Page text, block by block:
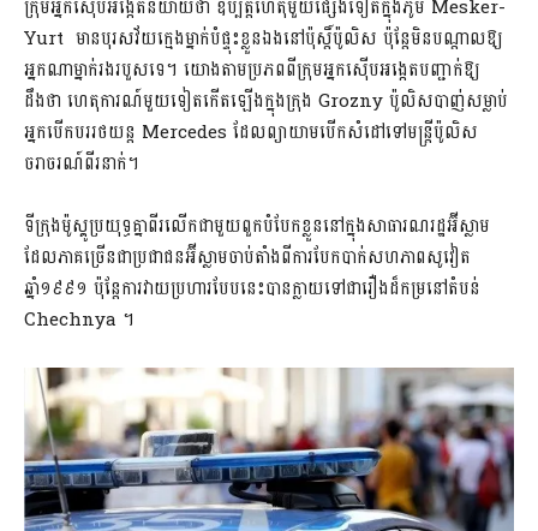
ក្រុមអ្នកស៊ើបអង្កេតនិយាយថា ឧប្បត្តិហេតុមួយផ្សេងទៀតក្នុងភូមិ Mesker-
Yurt មានបុរសវ័យ​ក្មេងម្នាក់​បំផ្ទុះខ្លួនឯងនៅប៉ុស្តិ៍ប៉ូលិស ប៉ុន្តែមិនបណ្តាលឱ្យ
អ្នកណាម្នាក់រងរបួសទេ។ យោងតាមប្រភពពីក្រុមអ្នកស៊ើបអង្កេតបញ្ជាក់ឱ្យ
ដឹងថា ហេតុការណ៍មួយទៀតកើតឡើងក្នុងក្រុង Grozny ប៉ូលិសបាញ់សម្លាប់
អ្នកបើកបររថយន្ត Mercedes ដែលព្យាយាមបើកសំដៅទៅមន្ត្រីប៉ូលិស
ចរាចរណ៍ពីរនាក់។
ទីក្រុងម៉ូស្គូប្រយុទ្ធគ្នាពីរលើកជាមួយពួកបំបែកខ្លួននៅក្នុងសាធារណរដ្ឋអ៊ីស្លាម
ដែលភាគ​ច្រើនជាប្រជាជនអ៊ីស្លាមចាប់តាំងពីការបែកបាក់សហភាពសូវៀត
ឆ្នាំ១៩៩១ ប៉ុន្ដែការ​វាយប្រហារបែបនេះបានក្លាយទៅជារឿងដ៏កម្រនៅតំបន់
Chechnya ។